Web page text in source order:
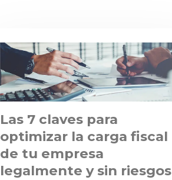
Las 7 claves para
optimizar la carga fiscal
de tu empresa
legalmente y sin riesgos